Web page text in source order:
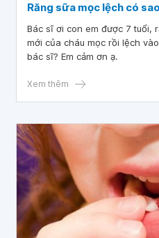
Răng sữa mọc lệch có
Bác sĩ ơi con em được 7 tuổi,
mới của cháu mọc rồi lệch
bác sĩ? Em cảm ơn ạ.
Xem thêm